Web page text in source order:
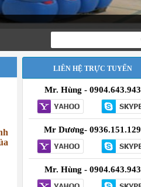
LIÊN HỆ TRỰC TUYẾN
Mr. Hùng - 0904.643.943
Mr Dương- 0936.151.129
Mr. Hùng - 0904.643.943